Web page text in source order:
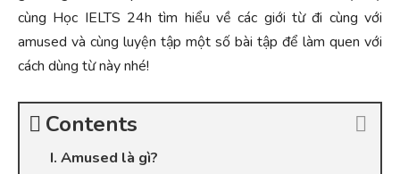
cùng Học IELTS 24h tìm hiểu về các giới từ đi cùng với
amused và cùng luyện tập một số bài tập để làm quen với
cách dùng từ này nhé!
Contents
I. Amused là gì?